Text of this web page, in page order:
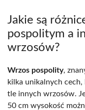
Jakie są
pospolitym a
wrzosów?
Wrzos pospolity,
kilka unikalnych
tle innych wrzosów.
50 cm wysokość